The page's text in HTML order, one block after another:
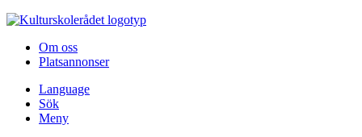
Hoppa till innehållet
Om oss
Platsannonser
Language
Sök
Meny